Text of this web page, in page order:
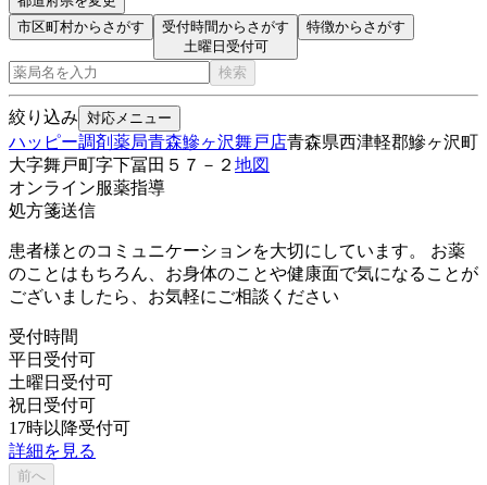
市区町村からさがす
受付時間からさがす
土曜日受付可
特徴からさがす
検索
絞り込み 対応メニュー
ハッピー調剤薬局青森鰺ヶ沢舞戸店青森県西津軽郡鰺ヶ沢町
大字舞戸町字下冨田５７－２ 地図
オンライン服薬指導
処方箋送信
患者様とのコミュニケーションを大切にしています。 お薬
のことはもちろん、お身体のことや健康面で気になることが
ございましたら、お気軽にご相談ください
受付時間
平日受付可
土曜日受付可
祝日受付可
17時以降受付可
詳細を見る
前へ